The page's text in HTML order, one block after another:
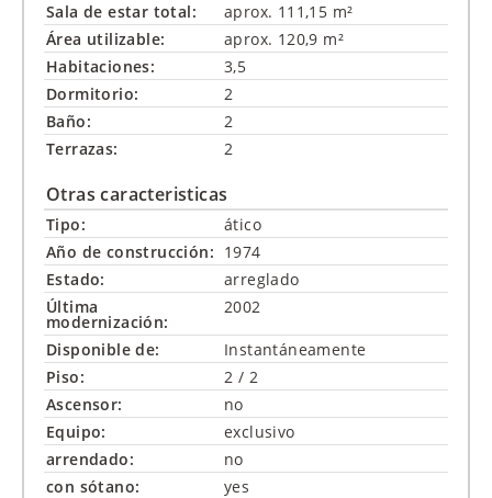
Sala de estar total:
aprox. 111,15 m²
Área utilizable:
aprox. 120,9 m²
Habitaciones:
3,5
Dormitorio:
2
Baño:
2
Terrazas:
2
Otras caracteristicas
Tipo:
ático
Año de construcción: 1974
Estado:
arreglado
Última
modernización:
2002
Disponible de:
Instantáneamente
Piso:
2 / 2
Ascensor:
no
Equipo:
exclusivo
arrendado:
no
con sótano:
yes